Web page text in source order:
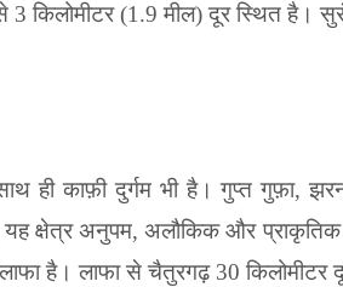
3 किलोमीटर (1.9 मील) दूर स्थित है।
ही काफ़ी दुर्गम भी है। गुप्त गुफ़ा,
क्षेत्र अनुपम,अलौकिक और
लाफा है। लाफा से चैतुरगढ़ 30 किलोमीटर